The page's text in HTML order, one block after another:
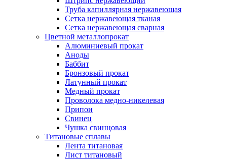
Труба капиллярная нержавеющая
Сетка нержавеющая тканая
Сетка нержавеющая сварная
Цветной металлопрокат
Алюминиевый прокат
Аноды
Баббит
Бронзовый прокат
Латунный прокат
Медный прокат
Проволока медно-никелевая
Припои
Свинец
Чушка свинцовая
Титановые сплавы
Лента титановая
Лист титановый